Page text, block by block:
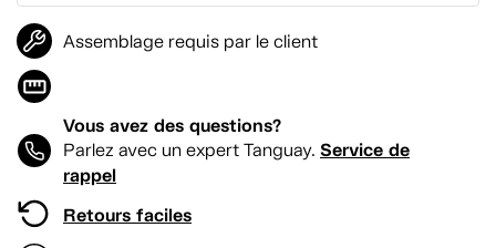
Assemblage requis par le client
Vous avez des questions?
Parlez avec un expert Tanguay. Service de
rappel
Retours faciles